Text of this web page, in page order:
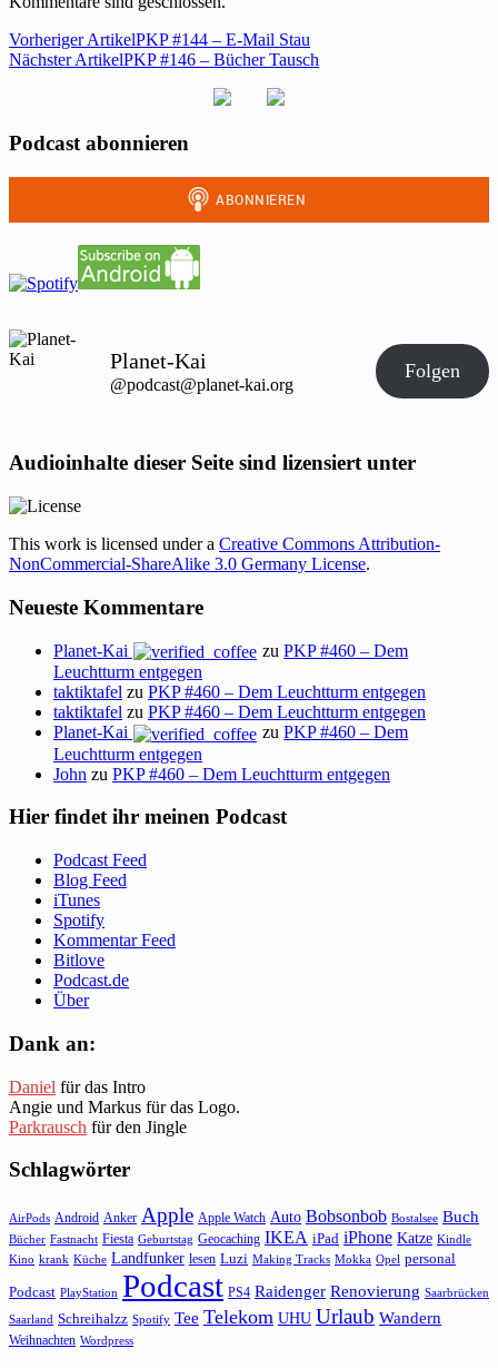
Vorheriger ArtikelPKP #144 – E-Mail Stau
Nächster ArtikelPKP #146 – Bücher Tausch
Podcast abonnieren
Planet-Kai
@podcast@planet-kai.org
Folgen
Audioinhalte dieser Seite sind lizensiert unter
This work is licensed under a Creative Commons Attribution-
NonCommercial-ShareAlike 3.0 Germany License.
Neueste Kommentare
Planet-Kai zuPKP #460 – Dem
Leuchtturm entgegen
taktiktafel zu PKP #460 – Dem Leuchtturm entgegen
taktiktafel zu PKP #460 – Dem Leuchtturm entgegen
Planet-Kai
zuPKP #460 – Dem
Leuchtturm entgegen
John zu PKP #460 – Dem Leuchtturm entgegen
Hier findet ihr meinen Podcast
Podcast Feed
Blog Feed
iTunes
Spotify
Kommentar Feed
Bitlove
Podcast.de
Über
Dank an:
Daniel für das Intro
Angie und Markus für das Logo.
Parkrausch für den Jingle
Schlagwörter
AirPods Android Anker Apple Apple Watch Auto Bobsonbob Bostalsee Buch
Bücher Fastnacht Fiesta Geburtstag Geocaching IKEA iPad iPhone Katze Kindle
Kino krank Küche Landfunker lesen Luzi Making Tracks Mokka Opel personal
Podcast PlayStation Podcast PS4 Raidenger Renovierung Saarbrücken
Saarland Schreihalzz Spotify Tee Telekom UHU Urlaub Wandern
Weihnachten Wordpress